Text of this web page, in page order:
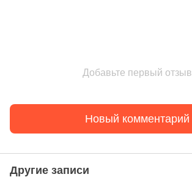
Добавьте первый отзыв
Новый комментарий
Другие записи